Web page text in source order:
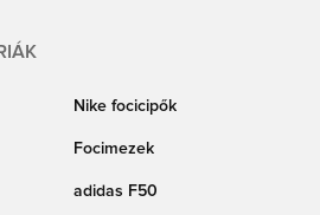
Nike focicipők
Focimezek
adidas F50